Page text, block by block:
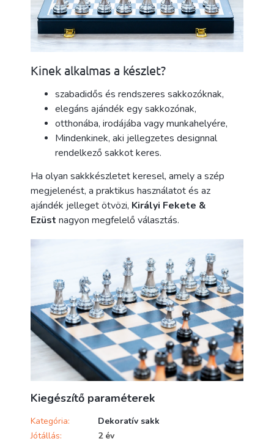
Kinek alkalmas a készlet?
szabadidős és rendszeres sakkozóknak,
elegáns ajándék egy sakkozónak,
otthonába, irodájába vagy munkahelyére,
Mindenkinek, aki jellegzetes designnal
rendelkező sakkot keres.
Ha olyan sakkkészletet keresel, amely a szép
megjelenést, a praktikus használatot és az
ajándék jelleget ötvözi, Királyi Fekete &
Ezüst nagyon megfelelő választás.
Kiegészítő paraméterek
Kategória:
Dekoratív sakk
Jótállás:
2 év